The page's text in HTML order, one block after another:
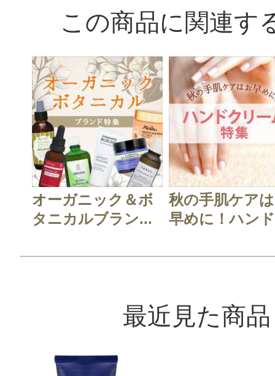
香りもほのかで、ちょうど良いと思
投稿日：2021年11月
とら 様／40代後半
感じた効能：乾燥(ボディ)/リラック
コスメ・自然派/ナチュラル化粧品
ベルガモットの香りがさわやかで
らっとしてべたつかず、手洗いの度
っています。いろんな香りを試して
この商品に関連す
オーガニック＆ボ
タニカルブラン...
秋の手肌ケア
早めに！ハン
最近見た商品